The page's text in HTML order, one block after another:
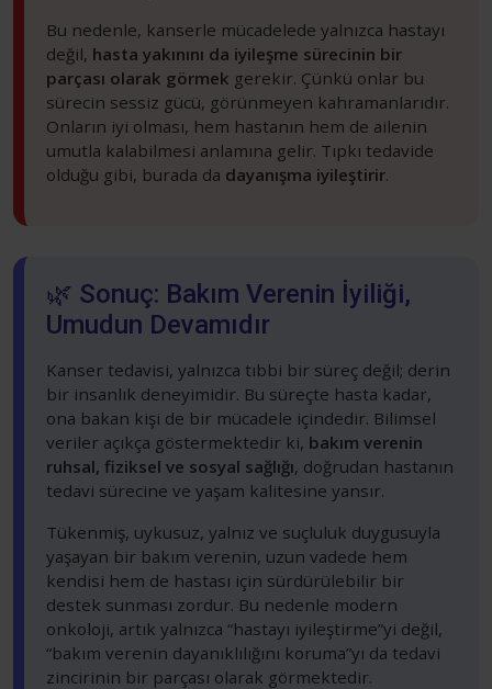
Bu nedenle, kanserle mücadelede yalnızca hastayı
değil, hasta yakınını da iyileşme sürecinin bir
parçası olarak görmek gerekir. Çünkü onlar bu
sürecin sessiz gücü, görünmeyen kahramanlarıdır.
Onların iyi olması, hem hastanın hem de ailenin
umutla kalabilmesi anlamına gelir. Tıpkı tedavide
olduğu gibi, burada da dayanışma iyileştirir.
🌿 Sonuç: Bakım Verenin İyiliği,
Umudun Devamıdır
Kanser tedavisi, yalnızca tıbbi bir süreç değil; derin
bir insanlık deneyimidir. Bu süreçte hasta kadar,
ona bakan kişi de bir mücadele içindedir. Bilimsel
veriler açıkça göstermektedir ki, bakım verenin
ruhsal, fiziksel ve sosyal sağlığı, doğrudan hastanın
tedavi sürecine ve yaşam kalitesine yansır.
Tükenmiş, uykusuz, yalnız ve suçluluk duygusuyla
yaşayan bir bakım verenin, uzun vadede hem
kendisi hem de hastası için sürdürülebilir bir
destek sunması zordur. Bu nedenle modern
onkoloji, artık yalnızca “hastayı iyileştirme”yi değil,
“bakım verenin dayanıklılığını koruma”yı da tedavi
zincirinin bir parçası olarak görmektedir.